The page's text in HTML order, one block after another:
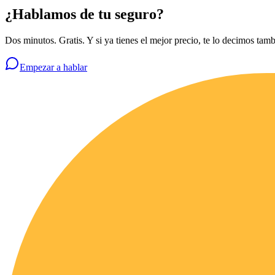
¿Hablamos de tu seguro?
Dos minutos. Gratis. Y si ya tienes el mejor precio, te lo decimos
Empezar a hablar